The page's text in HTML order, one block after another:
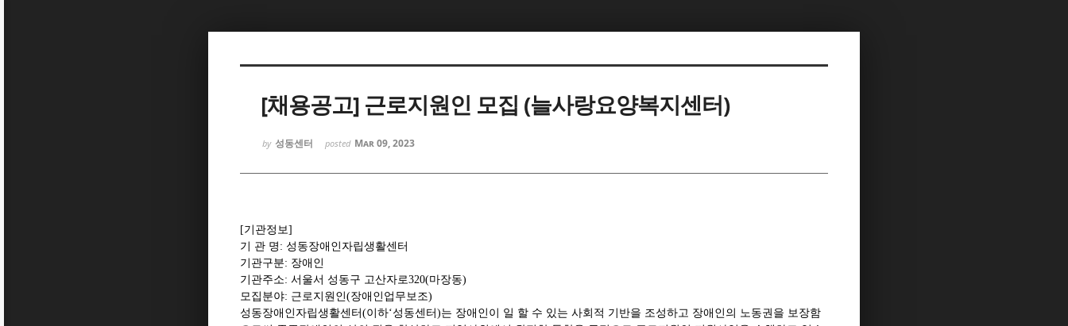
[채용공고] 근로지원인 모집 (늘사랑요양복지센터)
by 성동센터 posted Mar 09, 2023
[기관정보]
기 관 명 : 성동장애인자립생활센터
기관구분: 장애인
기관주소: 서울서 성동구 고산자로320(마장동)
모집분야: 근로지원인(장애인업무보조)
성동장애인자립생활센터 (이하‘성동센터 )는 장애인이 일 할 수 있는 사회적 기반을 조성하고 장애인의 노동권을 보장함
Sketchbook5, 스케치북5
Sketchbook5, 스케치북5